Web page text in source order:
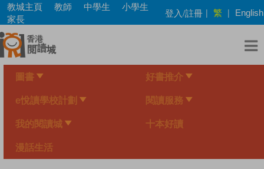
Skip
main
content
教城主頁 教師 中學生
小學生
家長
登入/註冊 | 繁 | English
圖書 好書推介
e悅讀學校計劃 閱讀服務
我的閱讀城 十本好讀
漫話生活